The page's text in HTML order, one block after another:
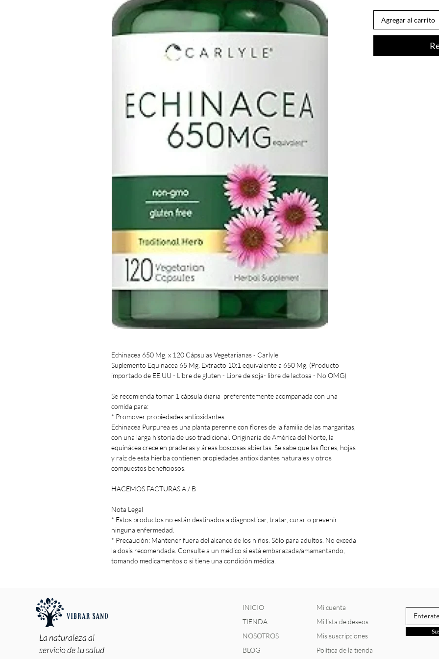
Echinacea 650 Mg. x 120 Cápsulas Vegetarianas - Carlyle
Suplemento Equinacea 65 Mg. Extracto 10:1 equivalente a 650 Mg. (Producto
importado de EE.UU - Libre de gluten - Libre de soja- libre de lactosa - No OMG)
Se recomienda tomar 1 cápsula diaria preferentemente acompañada con una
comida para:
* Promover propiedades antioxidantes
Echinacea Purpurea es una planta perenne con flores de la familia de las margaritas,
con una larga historia de uso tradicional. Originaria de América del Norte, la
equinácea crece en praderas y áreas boscosas abiertas. Se sabe que las flores, hojas
y raíz de esta hierba contienen propiedades antioxidantes naturales y otros
compuestos beneficiosos.
HACEMOS FACTURAS A / B
Nota Legal
* Estos productos no están destinados a diagnosticar, tratar, curar o prevenir
ninguna enfermedad.
* Precaución: Mantener fuera del alcance de los niños. Sólo para adultos. No exceda
la dosis recomendada. Consulte a un médico si está embarazada/amamantando,
tomando medicamentos o si tiene una condición médica.
Agregar al carrito
La naturaleza al
servicio de tu salud
INICIO
TIENDA
NOSOTROS
BLOG
Mi cuenta
Mi lista de deseos
Mis suscripciones
Política de la tienda